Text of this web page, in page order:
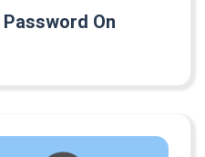
Password On